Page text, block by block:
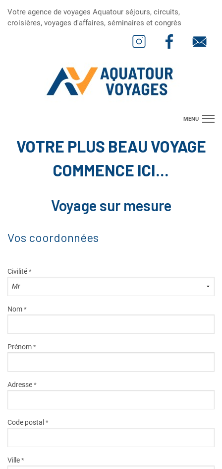
Votre agence de voyages Aquatour séjours, circuits,
croisières, voyages d'affaires, séminaires et congrès
MENU
Suggestions de Séjours
Concevez le voyage de vos rêves
Nos services Plus
VOTRE PLUS BEAU VOYAGE
COMMENCE ICI...
Voyage sur mesure
Vos coordonnées
Civilité *
Nom *
Prénom *
Adresse *
Code postal *
Ville *